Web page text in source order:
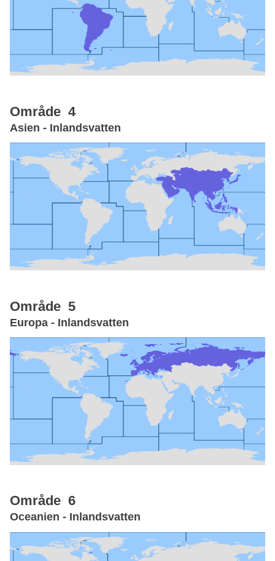
Område 4
Asien - Inlandsvatten
Område 5
Europa - Inlandsvatten
Område 6
Oceanien - Inlandsvatten